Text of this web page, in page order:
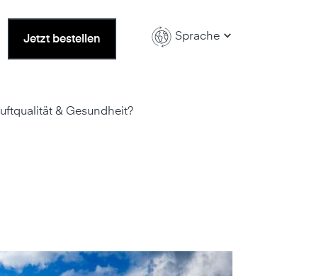
Jetzt bestellen Sprache
& Gesundheit?